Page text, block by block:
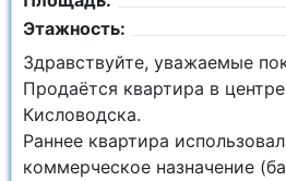
Этажность:
Здравствуйте, уважаемые
Продаётся квартира в
Кисловодска.
Раннее квартира
коммерческое назначение